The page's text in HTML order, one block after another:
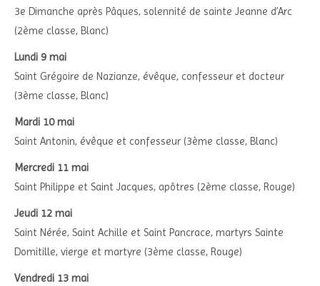
3e Dimanche après Pâques, solennité de sainte Jeanne d’Arc
(2ème classe, Blanc)
Lundi 9 mai
Saint Grégoire de Nazianze, évêque, confesseur et docteur
(3ème classe, Blanc)
Mardi 10 mai
Saint Antonin, évêque et confesseur (3ème classe, Blanc)
Mercredi 11 mai
Saint Philippe et Saint Jacques, apôtres (2ème classe, Rouge)
Jeudi 12 mai
Saint Nérée, Saint Achille et Saint Pancrace, martyrs Sainte
Domitille, vierge et martyre (3ème classe, Rouge)
Vendredi 13 mai